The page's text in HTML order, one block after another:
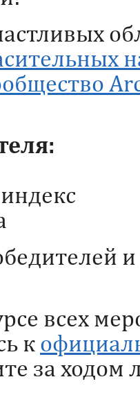
и
всех
к
за ходом